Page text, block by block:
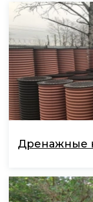
Дренажные